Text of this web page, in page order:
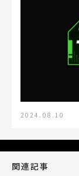
2024.08.10
関連記事